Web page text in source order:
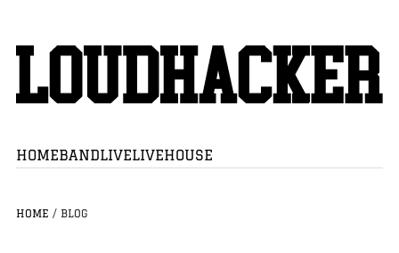
HOMEBANDLIVELIVEHOUSE
HOME / BLOG